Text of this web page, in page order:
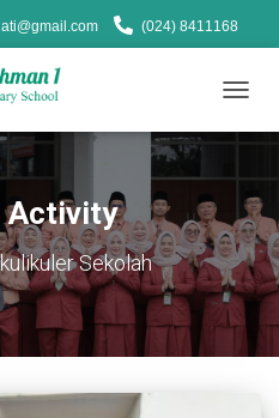
(024) 8411168
Activity
Sekolah